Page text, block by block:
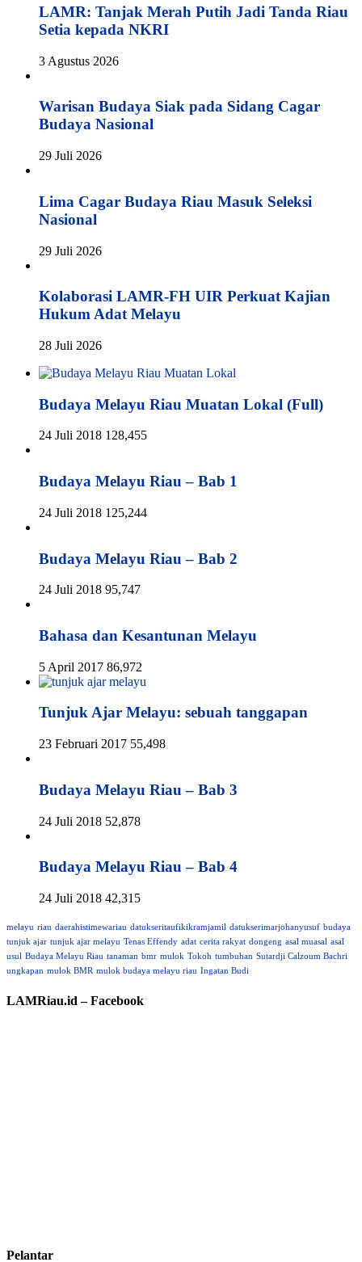
LAMR: Tanjak Merah Putih Jadi Tanda Riau
Setia kepada NKRI
3 Agustus 2026
Warisan Budaya Siak pada Sidang Cagar
Budaya Nasional
29 Juli 2026
Lima Cagar Budaya Riau Masuk Seleksi
Nasional
29 Juli 2026
Kolaborasi LAMR-FH UIR Perkuat Kajian
Hukum Adat Melayu
28 Juli 2026
Budaya Melayu Riau Muatan Lokal (Full)
24 Juli 2018 128,455
Budaya Melayu Riau – Bab 1
24 Juli 2018 125,244
Budaya Melayu Riau – Bab 2
24 Juli 2018 95,747
Bahasa dan Kesantunan Melayu
5 April 2017 86,972
Tunjuk Ajar Melayu: sebuah tanggapan
23 Februari 2017 55,498
Budaya Melayu Riau – Bab 3
24 Juli 2018 52,878
Budaya Melayu Riau – Bab 4
24 Juli 2018 42,315
melayu riau daerahistimewariau datukseritaufikikramjamil datukserimarjohanyusuf budaya
tunjuk ajar tunjuk ajar melayu Tenas Effendy adat cerita rakyat dongeng asal muasal asal
usul Budaya Melayu Riau tanaman bmr mulok Tokoh tumbuhan Sutardji Calzoum Bachri
ungkapan mulok BMR mulok budaya melayu riau Ingatan Budi
LAMRiau.id – Facebook
Pelantar